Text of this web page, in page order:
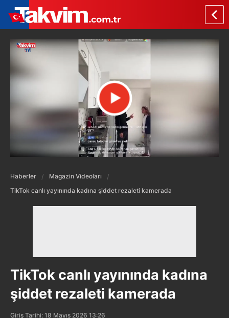
Haberler
Magazin Videoları
TikTok canlı yayınında kadına şiddet rezaleti kamerada
TikTok canlı yayınında kadına
şiddet rezaleti kamerada
Giriş Tarihi: 18 Mayıs 2026 13:26